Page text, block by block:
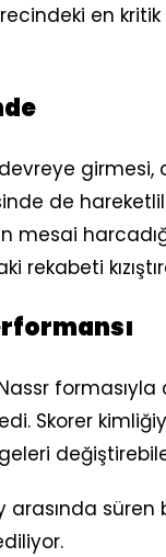
en
de
rekabeti
Skorer
süren